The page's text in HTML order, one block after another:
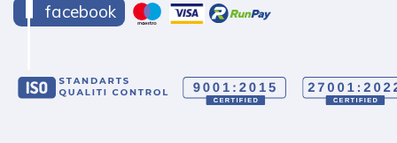
facebook